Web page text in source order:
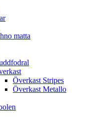
matta
Överkast Stripes
Överkast Metallo